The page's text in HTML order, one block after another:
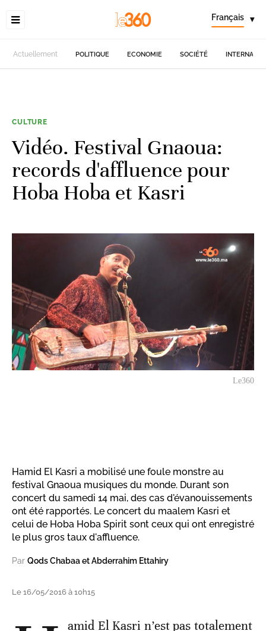
Français ▾
Actuellement POLITIQUE ECONOMIE SOCIÉTÉ
CULTURE
Vidéo. Festival Gnaoua:
records d'affluence pour
Hoba Hoba et Kasri
Le360
Hamid El Kasri a mobilisé une foule monstre au
festival Gnaoua musiques du monde. Durant son
concert du samedi 14 mai, des cas d'évanouissements
ont été rapportés. Le concert du maalem Kasri et
celui de Hoba Hoba Spirit sont ceux qui ont enregistré
le plus gros taux d'affluence.
Par Qods Chabaa et Abderrahim Ettahiry
Le 16/05/2016 à 10h15
amid El Kasri n’est pas totalement